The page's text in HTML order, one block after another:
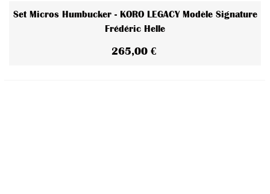
Set Micros Humbucker - KORO LEGACY Modèle Signature
Frédéric Helle
265,00 €